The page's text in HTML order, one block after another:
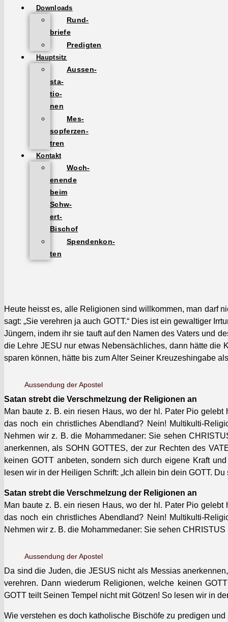
Down­loads
Rund­
briefe
Predigten
Haupt­sitz
Aussen­
sta­
tio­
nen
Mes­
sopferzen­
tren
Kon­takt
Woch­
enende
beim
Schw­
ert-
Bischof
Spendenkon­
ten
Heute heisst es, alle Reli­gio­nen sind willkom­men, man darf
sagt: „Sie verehren ja auch GOTT.“ Dies ist ein gewaltiger
Jüngern, indem ihr sie tauft auf den Namen des Vaters und
die Lehre JESU nur etwas Neben­säch­lich­es, dann hätte die
sparen kön­nen, hätte bis zum Alter Sein­er Kreuzeshingabe
Aussendung der Apos­tel
Satan strebt die Ver­schmelzung der Reli­gio­nen an
Man baute z. B. ein riesen Haus, wo der hl. Pater Pio
das noch ein christlich­es Abend­land? Nein! Mul­ti­kul­ti-
Nehmen wir z. B. die Mohammedan­er: Sie sehen
anerken­nen, als SOHN GOTTES, der zur Recht­en des
keinen GOTT anbeten, son­dern sich durch eigene Kraft
lesen wir in der Heili­gen Schrift: „Ich allein bin dein GOTT.
Satan strebt die Ver­schmelzung der Reli­gio­nen an
Man baute z. B. ein riesen Haus, wo der hl. Pater Pio
das noch ein christlich­es Abend­land? Nein! Mul­ti­kul­ti-
Nehmen wir z. B. die Mohammedan­er: Sie sehen
Aussendung der Apos­tel
Da sind die Juden, die JESUS nicht als Mes­sias
verehren. Dann wiederum Reli­gio­nen, welche keinen
GOTT teilt Seinen Tem­pel nicht mit Götzen! So lesen wir in
Wie ver­ste­hen es doch katholis­che Bis­chöfe zu predi­gen